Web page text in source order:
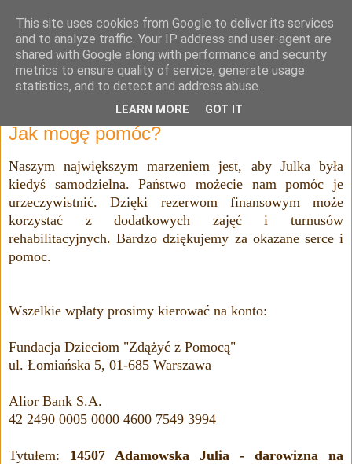
Julia Adamowska
Jak mogę pomóc?
Naszym największym marzeniem jest, aby Julka była
kiedyś samodzielna. Państwo możecie nam pomóc je
urzeczywistnić. Dzięki rezerwom finansowym może
korzystać z dodatkowych zajęć i turnusów
rehabilitacyjnych. Bardzo dziękujemy za okazane serce i
pomoc.
Wszelkie wpłaty prosimy kierować na konto:
Fundacja Dzieciom "Zdążyć z Pomocą"
ul. Łomiańska 5, 01-685 Warszawa
Alior Bank S.A.
42 2490 0005 0000 4600 7549 3994
Tytułem: 14507 Adamowska Julia - darowizna na
This site uses cookies from Google to deliver its services
and to analyze traffic. Your IP address and user-agent are
shared with Google along with performance and security
metrics to ensure quality of service, generate usage
statistics, and to detect and address abuse.
LEARN MORE GOT IT